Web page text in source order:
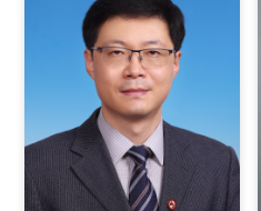
记，教授，博士 博士生导师